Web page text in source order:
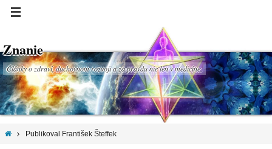
Znanie
Články o zdraví, duchovnom rozvoji a za pravdu nie len v medicíne.
Publikoval František Šteffek